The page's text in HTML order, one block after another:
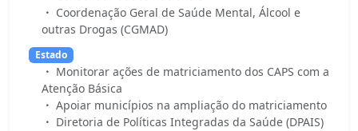
Coordenação Geral de Saúde Mental, Álcool e
outras Drogas (CGMAD)
Estado
Monitorar ações de matriciamento dos CAPS com a
Atenção Básica
Apoiar municípios na ampliação do matriciamento
Diretoria de Políticas Integradas da Saúde (DPAIS)